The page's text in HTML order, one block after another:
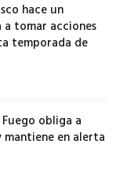
hace un
tomar acciones
temporada de
obliga a
en alerta